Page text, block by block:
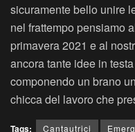
sicuramente bello unire
nel frattempo pensiamo
primavera 2021 e al
ancora tante idee in
componendo un brano
chicca del lavoro che
Tags: Cantautrici